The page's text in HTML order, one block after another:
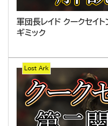
軍団長レイド クークセイト
ギミック
Lost Ark